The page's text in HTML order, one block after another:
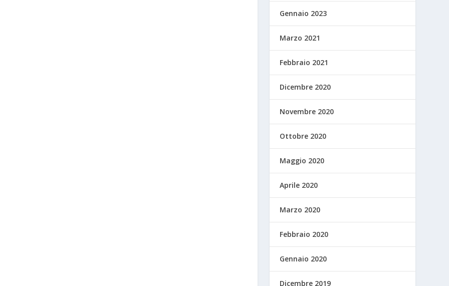
Gennaio 2023
Marzo 2021
Febbraio 2021
Dicembre 2020
Novembre 2020
Ottobre 2020
Maggio 2020
Aprile 2020
Marzo 2020
Febbraio 2020
Gennaio 2020
Dicembre 2019